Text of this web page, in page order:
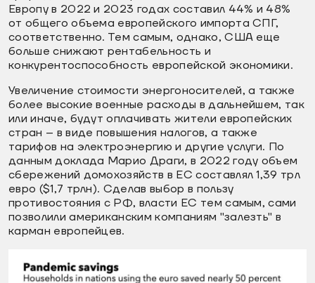
Европу в 2022 и 2023 годах составил 44% и 48%
от общего объема европейского импорта СПГ,
соответственно. Тем самым, однако, США еще
больше снижают рентабельность и
конкурентоспособность европейской экономики.
Увеличение стоимости энергоносителей, а также
более высокие военные расходы в дальнейшем, так
или иначе, будут оплачивать жители европейских
стран – в виде повышения налогов, а также
тарифов на электроэнергию и другие услуги. По
данным доклада Марио Драги, в 2022 году объем
сбережений домохозяйств в ЕС составлял 1,39 трл
евро ($1,7 трлн). Сделав выбор в пользу
противостояния с РФ, власти ЕС тем самым, сами
позволили американским компаниям "залезть" в
карман европейцев.